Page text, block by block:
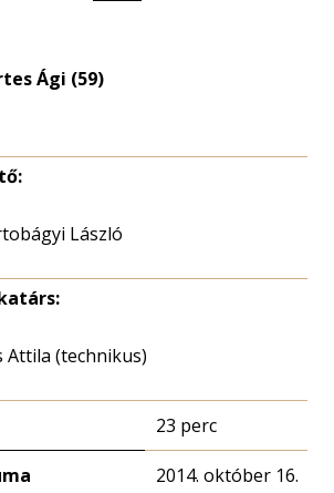
Ági (59)
László
Attila (technikus)
23 perc
2014. október 16.